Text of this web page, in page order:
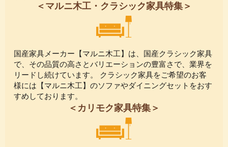
＜マルニ木工・クラシック家具特集＞
国産家具メーカー【マルニ木工】は、国産クラシック家具
で、その品質の高さとバリエーションの豊富さで、業界を
リードし続けています。 クラシック家具をご希望のお客
様には【マルニ木工】のソファやダイニングセットをおす
すめしております。
＜カリモク家具特集＞